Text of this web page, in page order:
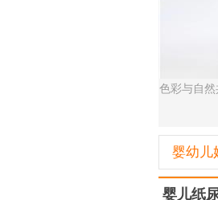
色彩与自
婴幼儿
婴儿纸